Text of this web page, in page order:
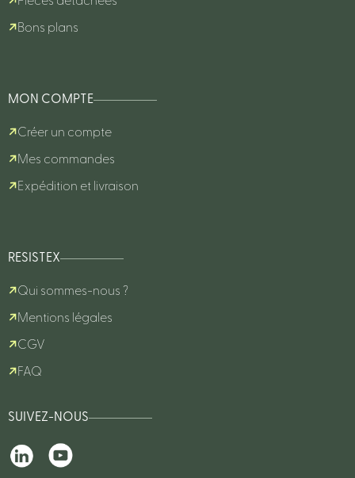
Bons plans
MON COMPTE
Créer un compte
Mes commandes
Expédition et livraison
RESISTEX
Qui sommes-nous ?
Mentions légales
CGV
FAQ
SUIVEZ-NOUS